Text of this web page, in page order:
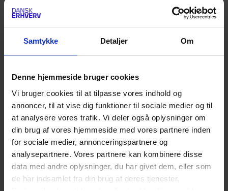
Samtykke Detaljer Om
Denne hjemmeside bruger cookies
Vi bruger cookies til at tilpasse vores indhold og
annoncer, til at vise dig funktioner til sociale medier og til
at analysere vores trafik. Vi deler også oplysninger om
din brug af vores hjemmeside med vores partnere inden
for sociale medier, annonceringspartnere og
analysepartnere. Vores partnere kan kombinere disse
data med andre oplysninger, du har givet dem, eller som
de har indsamlet fra din brug af deres tjenester.
kropsbrand, du vil finde på badeværelset hos
utallige danske kvinder. Ecooking har også fået
sin egen makeuplinje, med så meget virkning,
naturlighed og økologi som muligt.
Ecooking blev solgt til en engelsk kapitalfond for
to år siden, og i dag ejer Tina 30% af
virksomheden. Sidst, men ikke mindst, har Tina
siden 2016 arbejdet med et produkt imod lus.
Produktet har flere mærkninger, og ligger på
nuværende tidspunkt hos patent- og